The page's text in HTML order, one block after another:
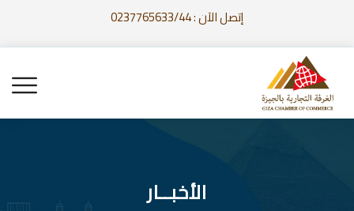
إتصل الآن : 0237765633/44
الأخبــار